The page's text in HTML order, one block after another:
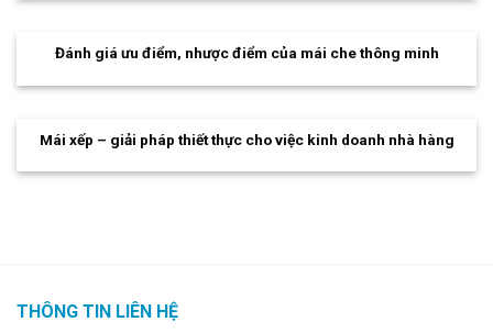
Đánh giá ưu điểm, nhược điểm của mái che thông minh
Mái xếp – giải pháp thiết thực cho việc kinh doanh nhà hàng
THÔNG TIN LIÊN HỆ